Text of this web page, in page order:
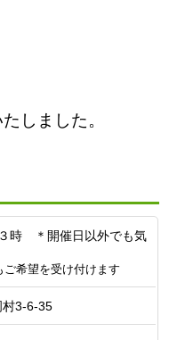
しました。
時 ＊開催日以外でも気
希望を受け付けます
村3-6-35